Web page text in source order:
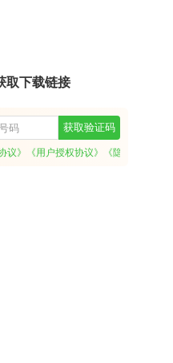
取下载链接
获取验证码
议》 《用户授权协议》 《隐私政策》